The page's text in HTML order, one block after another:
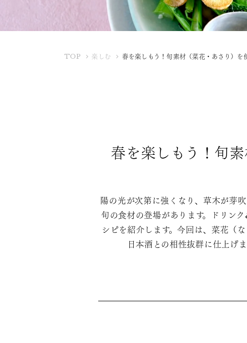
TOPK
楽しむ 春を楽しもう！旬素材（菜花・あさり）を
春を楽しもう！旬
陽の光が次第に強くなり、草木が芽
旬の食材の登場があります。ドリン
シピを紹介します。今回は、菜花（
日本酒との相性抜群に仕上げ